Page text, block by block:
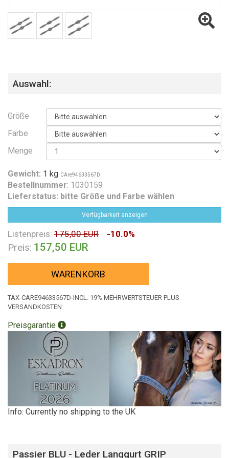
Auswahl:
Größe
Farbe
Menge
Gewicht: 1 kg CAre94633567D
Bestellnummer: 1030159
Lieferstatus: bitte Größe und Farbe wählen
Verfügbarkeit anzeigen
Listenpreis: 175,00 EUR -10.0%
Preis: 157,50 EUR
WARENKORB
TAX-CARE94633567D-INCL. 19% MEHRWERTSTEUER PLUS
VERSANDKOSTEN
Preisgarantie
Info: Currently no shipping to the UK
Passier BLU - Leder Langgurt GRIP